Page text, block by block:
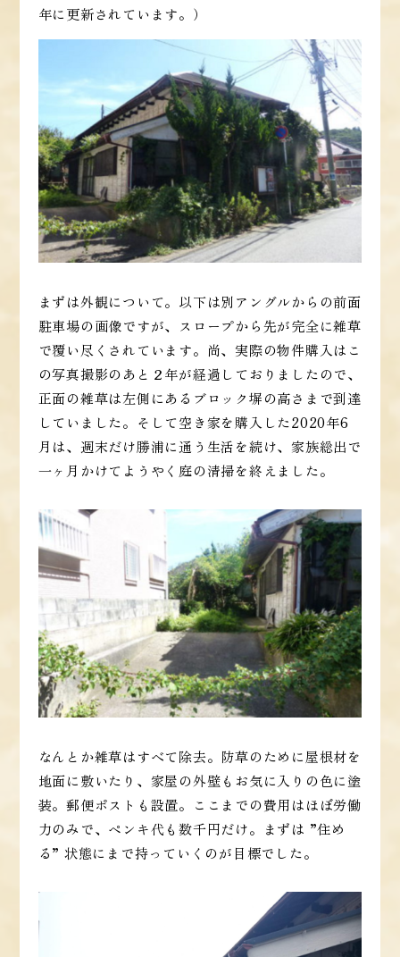
年に更新されています。）
まずは外観について。以下は別アングルからの前面
駐車場の画像ですが、スロープから先が完全に雑草
で覆い尽くされています。尚、実際の物件購入はこ
の写真撮影のあと２年が経過しておりましたので、
正面の雑草は左側にあるブロック塀の高さまで到達
していました。そして空き家を購入した2020年6
月は、週末だけ勝浦に通う生活を続け、家族総出で
一ヶ月かけてようやく庭の清掃を終えました。
なんとか雑草はすべて除去。防草のために屋根材を
地面に敷いたり、家屋の外壁もお気に入りの色に塗
装。郵便ポストも設置。ここまでの費用はほぼ労働
力のみで、ペンキ代も数千円だけ。まずは ”住め
る” 状態にまで持っていくのが目標でした。